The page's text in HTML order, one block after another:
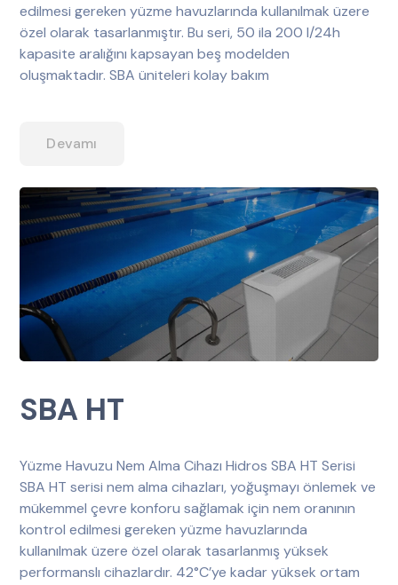
edilmesi gereken yüzme havuzlarında kullanılmak üzere
özel olarak tasarlanmıştır. Bu seri, 50 ila 200 l/24h
kapasite aralığını kapsayan beş modelden
oluşmaktadır. SBA üniteleri kolay bakım
Devamı
SBA HT
Yüzme Havuzu Nem Alma Cihazı Hidros SBA HT Serisi
SBA HT serisi nem alma cihazları, yoğuşmayı önlemek ve
mükemmel çevre konforu sağlamak için nem oranının
kontrol edilmesi gereken yüzme havuzlarında
kullanılmak üzere özel olarak tasarlanmış yüksek
performanslı cihazlardır. 42°C’ye kadar yüksek ortam